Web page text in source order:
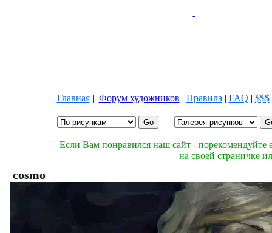
Главная| Форум художников | Правила | FAQ | $$$
Если Вам понравился наш сайт - порекомендуйте
на своей страничке
cosmo